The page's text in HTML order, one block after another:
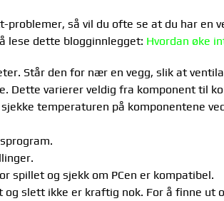
så vil du ofte se at du har en
lese dette blogginnlegget: Hvordan øke
Står den for nær en vegg, slik at
Dette varierer veldig fra komponent til
temperaturen på komponentene
spillet og sjekk om PCen er kompatibel.
slett ikke er kraftig nok. For å finne ut